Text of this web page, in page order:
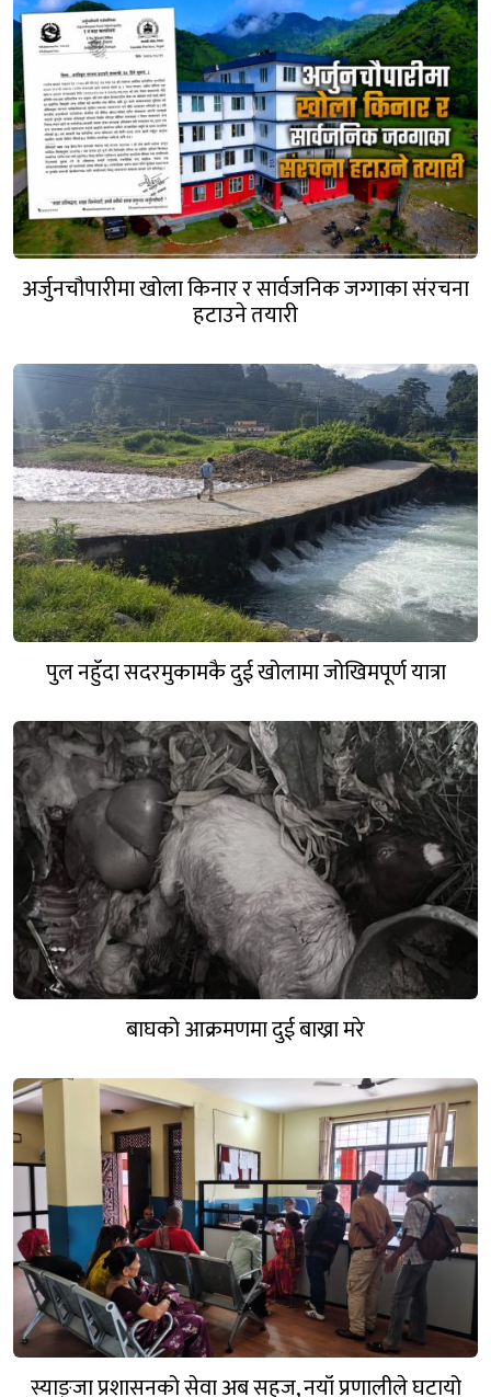
अर्जुनचौपारीमा खोला किनार र सार्वजनिक जग्गाका संरचना
हटाउने तयारी
पुल नहुँदा सदरमुकामकै दुई खोलामा जोखिमपूर्ण यात्रा
बाघको आक्रमणमा दुई बाख्रा मरे
स्याङ्जा प्रशासनको सेवा अब सहज, नयाँ प्रणालीले घटायो